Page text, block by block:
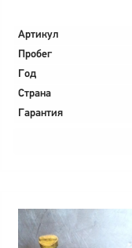
Артикул
Пробег
Год
Страна
Гарантия